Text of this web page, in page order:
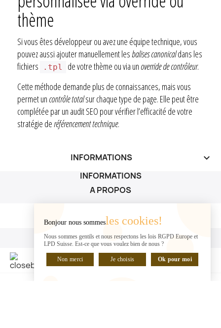
thème
Si vous êtes développeur ou avez une équipe technique, vous
pouvez aussi ajouter manuellement les balises canonicaldans les
fichiers
.tpl de votre thème ou via un override de contrôleur.
Cette méthode demande plus de connaissances, mais vous
permet un contrôle totalsur chaque type de page. Elle peut être
complétée par un audit SEO pour vérifier l’efficacité de votre
stratégie de référencement technique.
INFORMATIONS keyboard_arrow_down
INFORMATIONS
A PROPOS
A PROPOS
VOTRE COMPTE
VOTRE COMPTE
Bonjour nous sommesles cookies!
Nous sommes gentils et nous respectons les lois RGPD Europe et
LPD Suisse. Est-ce que vous voulez bien de nous ?
Non merci Je choisis Ok pour moi
DISCUTER EN LIGNE